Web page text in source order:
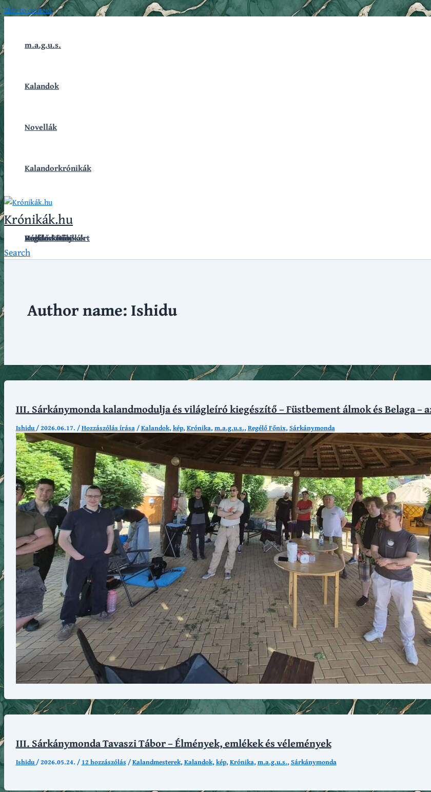
Skip to content
m.a.g.u.s.
Kalandok
Novellák
Kalandorkrónikák
Krónikák.hu
Vándorkrónikák
Hullámkirály
Regélő Főnix
Fanfár a Hősökért
Search
Author name: Ishidu
III. Sárkánymonda kalandmodulja és világleíró kiegészítő – Füstbement álmok és Belaga –
Ishidu/2026.06.17. /Hozzászólás írása/Kalandok,kép,Krónika,m.a.g.u.s.,Regélő Főnix,Sárkánymonda
III. Sárkánymonda Tavaszi Tábor – Élmények, emlékek és vélemények
Ishidu/2026.05.24. / 12 hozzászólás /Kalandmesterek,Kalandok,kép,Krónika,m.a.g.u.s.,Sárkánymonda